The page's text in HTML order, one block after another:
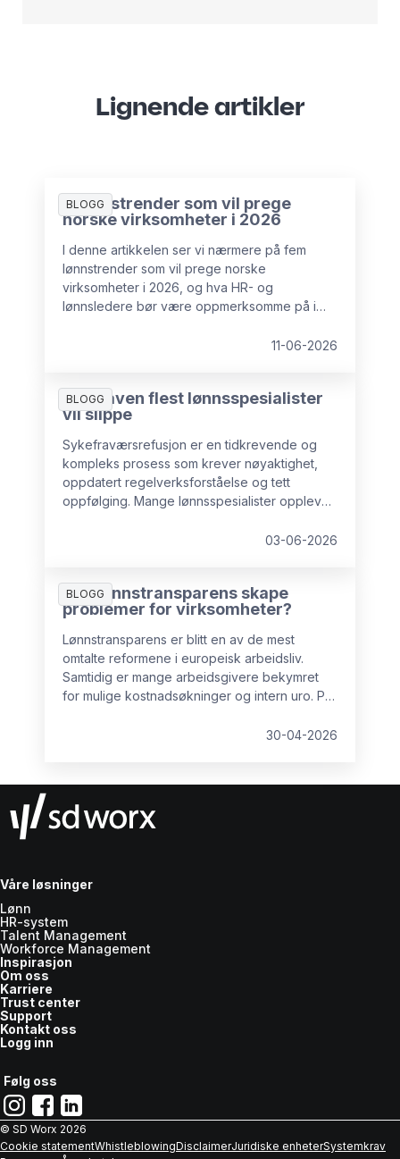
Lignende artikler
BLOGG
5 lønnstrender som vil prege
norske virksomheter i 2026
I denne artikkelen ser vi nærmere på fem
lønnstrender som vil prege norske
virksomheter i 2026, og hva HR- og
lønnsledere bør være oppmerksomme på i
11-06-2026
BLOGG
Oppgaven flest lønnsspesialister
vil slippe
Sykefraværsrefusjon er en tidkrevende og
kompleks prosess som krever nøyaktighet,
oppdatert regelverksforståelse og tett
oppfølging. Mange lønnsspesialister opplever
velger å sette bort akkurat denne oppgaven
og for å minimere risiko.
03-06-2026
BLOGG
Kan lønnstransparens skape
problemer for virksomheter?
Lønnstransparens er blitt en av de mest
omtalte reformene i europeisk arbeidsliv.
Samtidig er mange arbeidsgivere bekymret
for mulige kostnadsøkninger og intern uro. På
negativt for virksomheter. Med god
tid. I denne artikkelen ser vi nærmere på de
vanligste bekymringene og hvordan de kan
håndteres.
30-04-2026
Våre løsninger
Lønn
HR-system
Talent Management
Workforce Management
Inspirasjon
Om oss
Karriere
Trust center
Support
Kontakt oss
Logg inn
Følg oss
© SD Worx 2026
Cookie statementWhistleblowingDisclaimerJuridiske enheterSystemkrav